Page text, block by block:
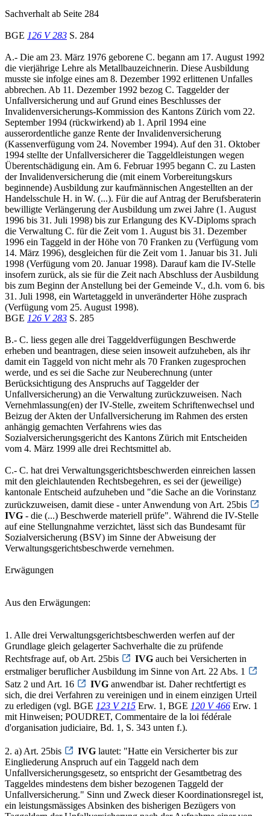
Sachverhalt ab Seite 284
BGE 126 V 283 S. 284
A.- Die am 23. März 1976 geborene C. begann am 17. August 1992
die vierjährige Lehre als Metallbauzeichnerin. Diese Ausbildung
musste sie infolge eines am 8. Dezember 1992 erlittenen Unfalles
abbrechen. Ab 11. Dezember 1992 bezog C. Taggelder der
Unfallversicherung und auf Grund eines Beschlusses der
Invalidenversicherungs-Kommission des Kantons Zürich vom 22.
September 1994 (rückwirkend) ab 1. April 1994 eine
ausserordentliche ganze Rente der Invalidenversicherung
(Kassenverfügung vom 24. November 1994). Auf den 31. Oktober
1994 stellte der Unfallversicherer die Taggeldleistungen wegen
Überentschädigung ein. Am 6. Februar 1995 begann C. zu Lasten
der Invalidenversicherung die (mit einem Vorbereitungskurs
beginnende) Ausbildung zur kaufmännischen Angestellten an der
Handelsschule H. in W. (...). Für die auf Antrag der Berufsberaterin
bewilligte Verlängerung der Ausbildung um zwei Jahre (1. August
1996 bis 31. Juli 1998) bis zur Erlangung des KV-Diploms sprach
die Verwaltung C. für die Zeit vom 1. August bis 31. Dezember
1996 ein Taggeld in der Höhe von 70 Franken zu (Verfügung vom
14. März 1996), desgleichen für die Zeit vom 1. Januar bis 31. Juli
1998 (Verfügung vom 20. Januar 1998). Darauf kam die IV-Stelle
insofern zurück, als sie für die Zeit nach Abschluss der Ausbildung
bis zum Beginn der Anstellung bei der Gemeinde V., d.h. vom 6. bis
31. Juli 1998, ein Wartetaggeld in unveränderter Höhe zusprach
(Verfügung vom 25. August 1998).
BGE 126 V 283 S. 285
B.- C. liess gegen alle drei Taggeldverfügungen Beschwerde
erheben und beantragen, diese seien insoweit aufzuheben, als ihr
damit ein Taggeld von nicht mehr als 70 Franken zugesprochen
werde, und es sei die Sache zur Neuberechnung (unter
Berücksichtigung des Anspruchs auf Taggelder der
Unfallversicherung) an die Verwaltung zurückzuweisen. Nach
Vernehmlassung(en) der IV-Stelle, zweitem Schriftenwechsel und
Beizug der Akten der Unfallversicherung im Rahmen des ersten
anhängig gemachten Verfahrens wies das
Sozialversicherungsgericht des Kantons Zürich mit Entscheiden
vom 4. März 1999 alle drei Rechtsmittel ab.
C.- C. hat drei Verwaltungsgerichtsbeschwerden einreichen lassen
mit den gleichlautenden Rechtsbegehren, es sei der (jeweilige)
kantonale Entscheid aufzuheben und "die Sache an die Vorinstanz
zurückzuweisen, damit diese - unter Anwendung von Art. 25bis
IVG - die (...) Beschwerde materiell prüfe". Während die IV-Stelle
auf eine Stellungnahme verzichtet, lässt sich das Bundesamt für
Sozialversicherung (BSV) im Sinne der Abweisung der
Verwaltungsgerichtsbeschwerde vernehmen.
Erwägungen
Aus den Erwägungen:
1. Alle drei Verwaltungsgerichtsbeschwerden werfen auf der
Grundlage gleich gelagerter Sachverhalte die zu prüfende
Rechtsfrage auf, ob Art. 25bis
IVG auch bei Versicherten in
erstmaliger beruflicher Ausbildung im Sinne von Art. 22 Abs. 1
Satz 2 und Art. 16
IVG anwendbar ist. Daher rechtfertigt es
sich, die drei Verfahren zu vereinigen und in einem einzigen Urteil
zu erledigen (vgl. BGE 123 V 215 Erw. 1, BGE 120 V 466 Erw. 1
mit Hinweisen; POUDRET, Commentaire de la loi fédérale
d'organisation judiciaire, Bd. 1, S. 343 unten f.).
2. a) Art. 25bis IVG lautet: "Hatte ein Versicherter bis zur
Eingliederung Anspruch auf ein Taggeld nach dem
Unfallversicherungsgesetz, so entspricht der Gesamtbetrag des
Taggeldes mindestens dem bisher bezogenen Taggeld der
Unfallversicherung." Sinn und Zweck dieser Koordinationsregel ist,
ein leistungsmässiges Absinken des bisherigen Bezügers von